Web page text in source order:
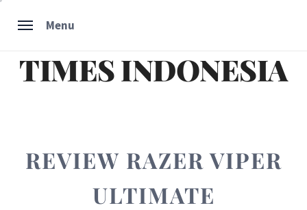
Menu
TIMES INDONESIA
REVIEW RAZER VIPER
ULTIMATE